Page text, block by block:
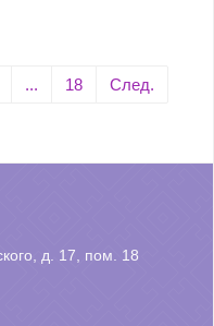
... 18 След.
д. 17, пом. 18